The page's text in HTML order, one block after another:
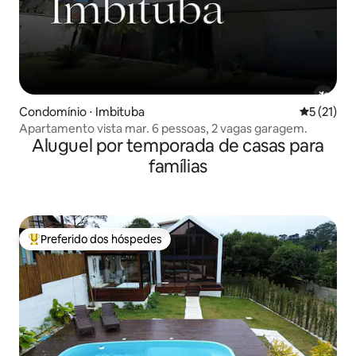
Condomínio ⋅ Imbituba 5 de uma
5 (21)
Apartamento vista mar. 6 pessoas, 2 vagas garagem.
Aluguel por temporada de casas para
famílias
Entre os melhores preferidos dos hóspedes
Preferido dos hóspedes